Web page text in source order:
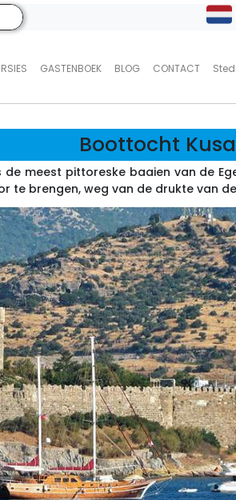
GASTENBOEK BLOG CONTACT
Boottocht
meest pittoreske baaien van de
te brengen, weg van de drukte van